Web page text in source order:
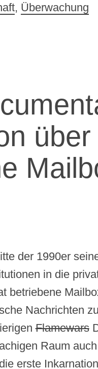
, Überwachung
über
der 1990er
in die
betriebene
Nachrichten
Flamewars
Raum
erste